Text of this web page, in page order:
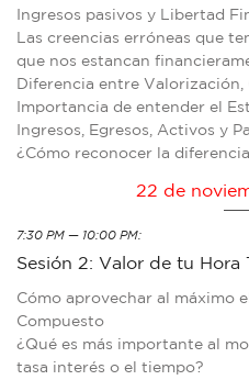
Ingresos pasivos y Libertad
Las creencias erróneas que
que nos estancan
Diferencia entre Valorización,
Importancia de entender el
Ingresos, Egresos, Activos y
¿Cómo reconocer la
22 de
7:30 PM — 10:00 PM:
Sesión 2: Valor de tu Hora
Cómo aprovechar al máximo
Compuesto
¿Qué es más importante al
tasa interés o el tiempo?